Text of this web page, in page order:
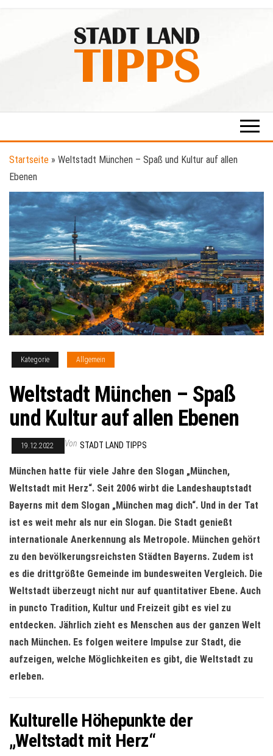
Tipps
für Stadt
Startseite » Weltstadt München – Spaß und Kultur auf allen
Ebenen
Kategorie Allgemein
Weltstadt München – Spaß
und Kultur auf allen Ebenen
19.12.2022 Von STADT LAND TIPPS
München hatte für viele Jahre den Slogan „München,
Weltstadt mit Herz“. Seit 2006 wirbt die Landeshauptstadt
Bayerns mit dem Slogan „München mag dich“. Und in der Tat
ist es weit mehr als nur ein Slogan. Die Stadt genießt
internationale Anerkennung als Metropole. München gehört
zu den bevölkerungsreichsten Städten Bayerns. Zudem ist
es die drittgrößte Gemeinde im bundesweiten Vergleich. Die
Weltstadt überzeugt nicht nur auf quantitativer Ebene. Auch
in puncto Tradition, Kultur und Freizeit gibt es viel zu
entdecken. Jährlich zieht es Menschen aus der ganzen Welt
nach München. Es folgen weitere Impulse zur Stadt, die
aufzeigen, welche Möglichkeiten es gibt, die Weltstadt zu
erleben.
Kulturelle Höhepunkte der
„Weltstadt mit Herz“